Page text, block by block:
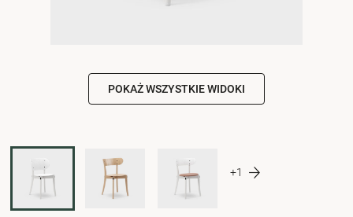
POKAŻ WSZYSTKIE WIDOKI
+1